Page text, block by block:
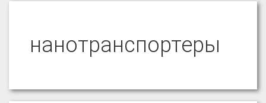
нанотранспортеры